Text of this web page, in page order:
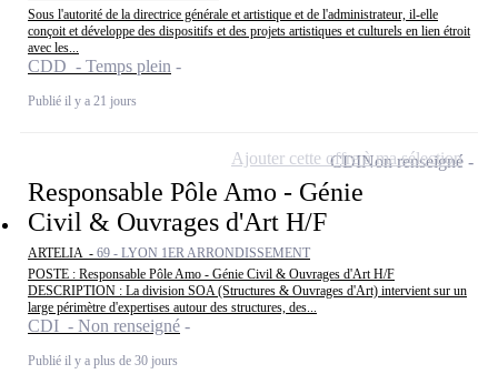
Sous l'autorité de la directrice générale et artistique et de l'administrateur, il-elle
conçoit et développe des dispositifs et des projets artistiques et culturels en lien étroit
avec les...
CDD - Temps plein
Publié il y a 21 jours
Responsable Pôle Amo - Génie
Civil & Ouvrages d'Art H/F
ARTELIA - 69 - LYON 1ER ARRONDISSEMENT
POSTE : Responsable Pôle Amo - Génie Civil & Ouvrages d'Art H/F
DESCRIPTION : La division SOA (Structures & Ouvrages d'Art) intervient sur un
large périmètre d'expertises autour des structures, des...
CDI - Non renseigné
Publié il y a plus de 30 jours
CDINon renseigné
Ajouter cette offre à ma sélection